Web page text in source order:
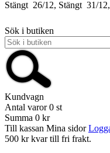
Stängt 26/12, Stängt 31/
Sök i butiken
Kundvagn
Antal varor 0 st
Summa 0 kr
Till kassan Mina sidor
500 kr kvar till fri frakt.